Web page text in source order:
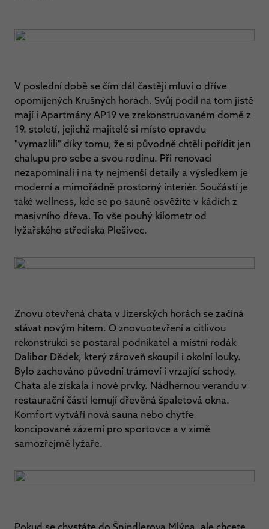
V poslední době se čím dál častěji mluví o dříve
opomíjených Krušných horách. Svůj podíl na tom jistě
mají i Apartmány AP19 ve zrekonstruovaném domě z
19. století, jejichž majitelé si místo opravdu
"vymazlili" díky tomu, že si původně chtěli pořídit jen
chalupu pro sebe a svou rodinu. Při renovaci
nezapomínali i na ty nejmenší detaily a výsledkem je
moderní a mimořádně prostorný interiér. Součástí je
také wellness, kde se po sauně osvěžíte v kádích z
masivního dřeva. To vše pouhý kilometr od
lyžařského střediska Plešivec.
Znovu otevřená chata v Jizerských horách se začíná
stávat novým hitem. O znovuotevření a citlivou
rekonstrukci se postaral podnikatel a místní rodák
Dalibor Dědek, který zároveň skoupil i okolní louky.
Bylo zachováno původní trámoví i vrzající schody.
Chata ale získala i nové prvky. Nádhernou verandu v
restaurační části lemují dřevěná špaletová okna.
Komfort vytváří nová sauna nebo chytře
koncipované zázemí pro sportovce a v zimě
samozřejmě lyžaře.